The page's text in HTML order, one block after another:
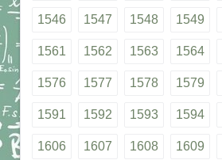
1546 1547 1548 1549
1561 1562 1563 1564
1576 1577 1578 1579
1591 1592 1593 1594
1606 1607 1608 1609